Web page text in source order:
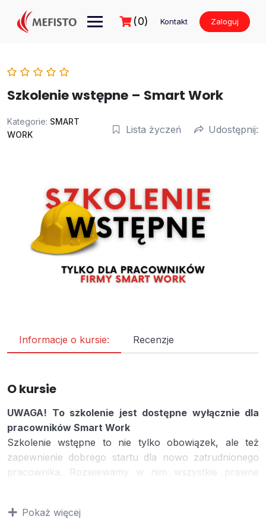
treści
(0) Kontakt Zaloguj
Szkolenie wstępne – Smart Work
Kategorie: SMART
WORK
Lista życzeń Udostępnij:
Informacje o kursie: Recenzje
O kursie
UWAGA! To szkolenie jest dostępne wyłącznie dla
pracowników Smart Work
Szkolenie wstępne to nie tylko obowiązek, ale też
zapewnienie dobrego startu dla nowo zatrudnionego
pracownika. Rozwiewamy w nim wszystkie prawne
przekonaniu, że dzięki znajomości zasad BHP kolejne
Pokaż więcej